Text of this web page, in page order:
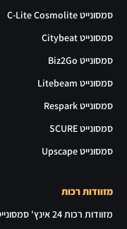
סמסונייט C-Lite Cosmolite
סמסונייט Citybeat
סמסונייט Biz2Go
סמסונייט Litebeam
סמסונייט Respark
סמסונייט SCURE
סמסונייט Upscape
מזוודות רכות
מזוודות רכות 24 אינץ' סמסונייט